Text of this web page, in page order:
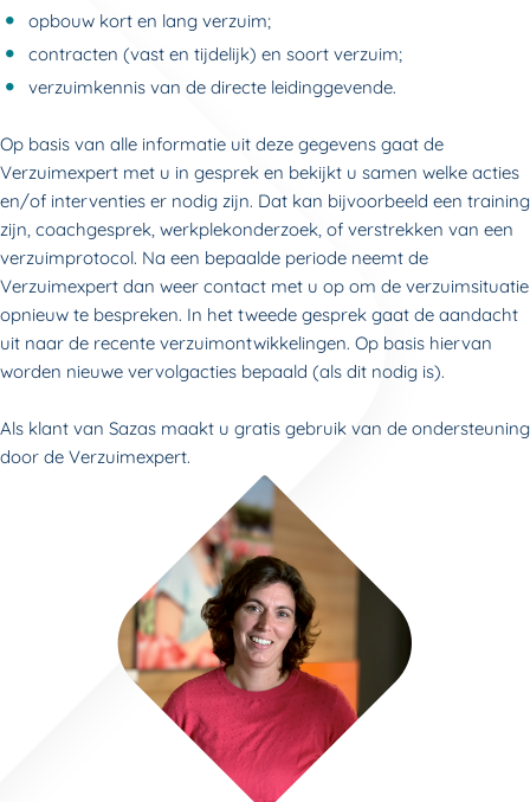
opbouw kort en lang verzuim;
contracten (vast en tijdelijk) en soort verzuim;
verzuimkennis van de directe leidinggevende.
Op basis van alle informatie uit deze gegevens gaat de
Verzuimexpert met u in gesprek en bekijkt u samen welke acties
en/of interventies er nodig zijn. Dat kan bijvoorbeeld een training
zijn, coachgesprek, werkplekonderzoek, of verstrekken van een
verzuimprotocol. Na een bepaalde periode neemt de
Verzuimexpert dan weer contact met u op om de verzuimsituatie
opnieuw te bespreken. In het tweede gesprek gaat de aandacht
uit naar de recente verzuimontwikkelingen. Op basis hiervan
worden nieuwe vervolgacties bepaald (als dit nodig is).
Als klant van Sazas maakt u gratis gebruik van de ondersteuning
door de Verzuimexpert.